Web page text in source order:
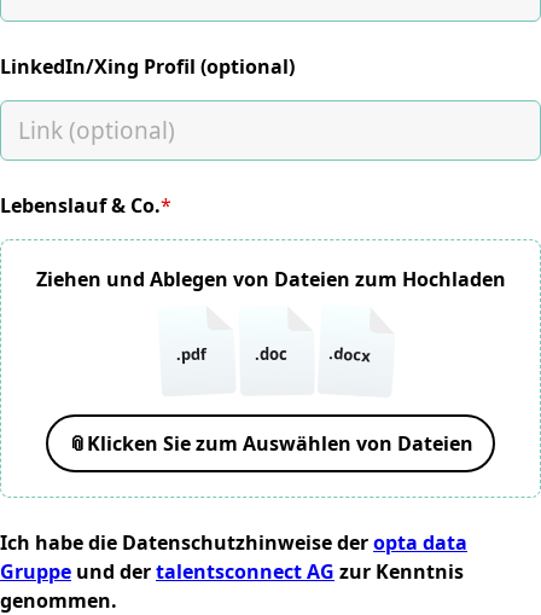
LinkedIn/Xing Profil (optional)
Lebenslauf & Co.*
(required)
Ziehen und Ablegen von Dateien zum Hochladen
.pdf .doc .docx
📎Klicken Sie zum Auswählen von Dateien
Ich habe die Datenschutzhinweise deropta data
Gruppe und dertalentsconnect AG zur Kenntnis
genommen.